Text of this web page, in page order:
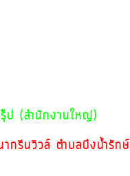
(สำนักงานใหญ่)
รีนวิวล์ ตำบลบึงน้ำรัก